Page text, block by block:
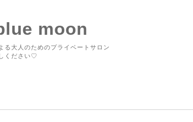
moon
る大人のためのプライベートサロン
ください♡